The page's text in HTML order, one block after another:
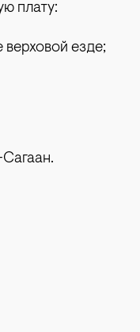
плату:
езде;